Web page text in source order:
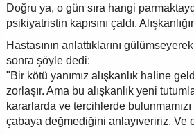
Doğru ya, o gün sıra hangi
psikiyatristin kapısını çaldı.
Hastasının anlattıklarını
sonra şöyle dedi:
"Bir kötü yanımız alışkanlık haline
zorlaşır. Ama bu alışkanlık yeni
kararlarda ve tercihlerde
çabaya değmediğini anlayıveririz. Ve